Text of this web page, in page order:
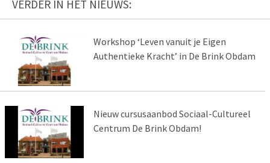
VERDER IN HET NIEUWS:
Workshop ‘Leven vanuit je Eigen
Authentieke Kracht’ in De Brink Obdam
Nieuw cursusaanbod Sociaal-Cultureel
Centrum De Brink Obdam!